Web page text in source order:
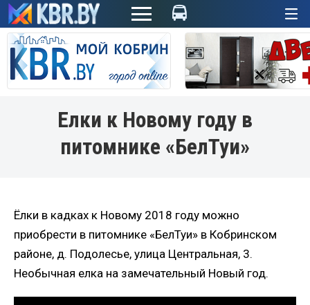
Елки к Новому году в
питомнике «БелТуи»
Ёлки в кадках к Новому 2018 году можно
приобрести в питомнике «БелТуи» в Кобринском
районе, д. Подолесье, улица Центральная, 3.
Необычная елка на замечательный Новый год.